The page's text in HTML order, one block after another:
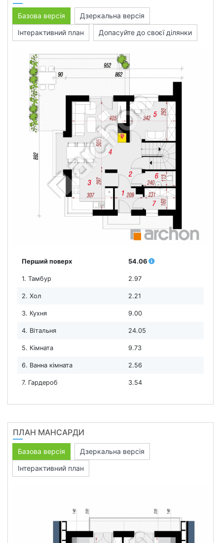
Базова версія
Дзеркальна версія
Інтерактивний план
Допасуйте до своєї ділянки
Перший поверх 54.06
1. Тамбур 2.97
2. Хол 2.21
3. Кухня 9.00
4. Вітальня 24.05
5. Кімната 9.73
6. Ванна кімната 2.56
7. Гардероб 3.54
ПЛАН МАНСАРДИ
Базова версія
Дзеркальна версія
Інтерактивний план